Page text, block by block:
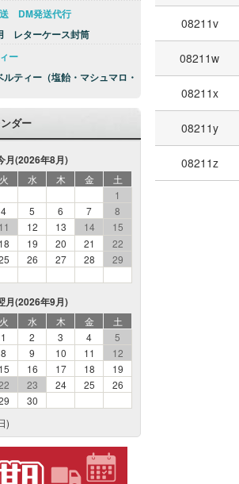
08211v
08211w
08211x
08211y
08211z
DM発送代行
レターケース封筒
ー
ティー（塩飴・マシュマロ・
ダー
月(2026年8月)
火 水 木 金
土
1
4 5 6 7 8
11 12 13 14
15
18 19 20 21
22
26 27 28
29
月(2026年9月)
火 水 木 金
土
1
2 3 4
5
8 9 10 11
12
15 16 17 18
19
23 24 25
26
30
)